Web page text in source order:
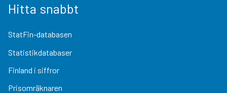
Hitta snabbt
StatFin-databasen
Statistikdatabaser
Finland i siffror
Prisomräknaren